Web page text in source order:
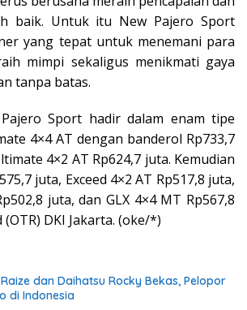
baik. Untuk itu New Pajero Sport
yang tepat untuk menemani para
mimpi sekaligus menikmati gaya
tanpa batas.
Sport hadir dalam enam tipe
4×4 AT dengan banderol Rp733,7
4×2 AT Rp624,7 juta. Kemudian
juta, Exceed 4×2 AT Rp517,8 juta,
juta, dan GLX 4×4 MT Rp567,8
DKI Jakarta. (oke/*)
dan Daihatsu Rocky Bekas, Pelopor
di Indonesia